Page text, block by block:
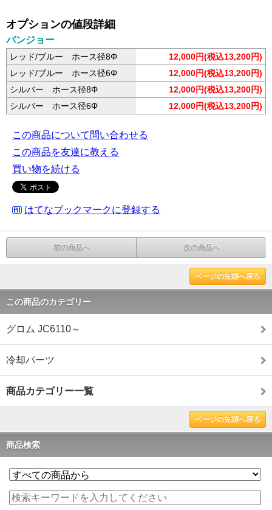
オプションの値段詳細
バンジョー
レッド/ブルー ホース径8Φ
12,000円(税込13,200円)
レッド/ブルー ホース径6Φ
12,000円(税込13,200円)
シルバー ホース径8Φ
12,000円(税込13,200円)
シルバー ホース径6Φ
12,000円(税込13,200円)
この商品について問い合わせる
この商品を友達に教える
買い物を続ける
はてなブックマークに登録する
前の商品へ 次の商品へ
ページの先頭へ戻る
この商品のカテゴリー
グロム JC6110～
冷却パーツ
商品カテゴリー一覧
ページの先頭へ戻る
商品検索